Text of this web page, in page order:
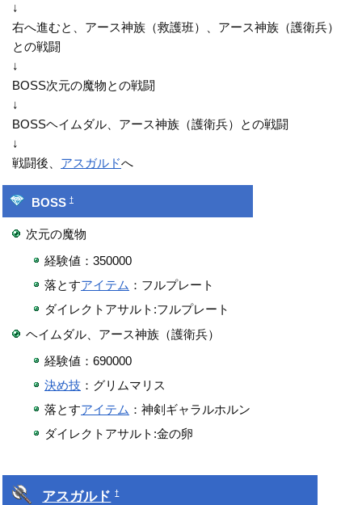
↓
右へ進むと、アース神族（救護班）、アース神族（護衛兵）
との戦闘
↓
BOSS次元の魔物との戦闘
↓
BOSSヘイムダル、アース神族（護衛兵）との戦闘
↓
戦闘後、 アスガルドへ
BOSS †
次元の魔物
経験値：350000
落とすアイテム ：フルプレート
ダイレクトアサルト:フルプレート
ヘイムダル、アース神族（護衛兵）
経験値：690000
決め技 ：グリムマリス
落とすアイテム ：神剣ギャラルホルン
ダイレクトアサルト:金の卵
アスガルド †